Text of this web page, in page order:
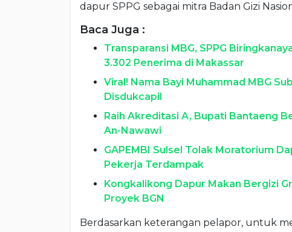
dapur SPPG sebagai mitra Badan Gizi
Baca Juga :
Transparansi MBG, SPPG
3.302 Penerima di Makassar
Viral! Nama Bayi Muhammad MBG
Disdukcapil
Raih Akreditasi A, Bupati Bantaeng
An-Nawawi
GAPEMBI Sulsel Tolak Moratorium
Pekerja Terdampak
Kongkalikong Dapur Makan Bergizi
Proyek BGN
Berdasarkan keterangan pelapor, untuk